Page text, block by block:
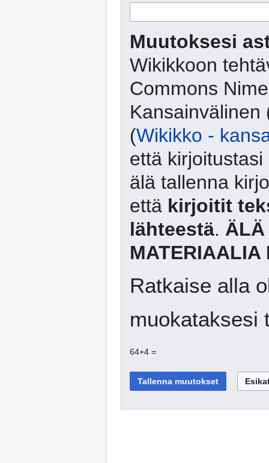
Muutoksesi
Wikikkoon
Commons
Kansainvälinen
(Wikikko -
että
älä tallenna
että kirjoitit
lähteestä. ÄLÄ
MATERIAALIA
Ratkaise alla
muokataksesi
64+4 =